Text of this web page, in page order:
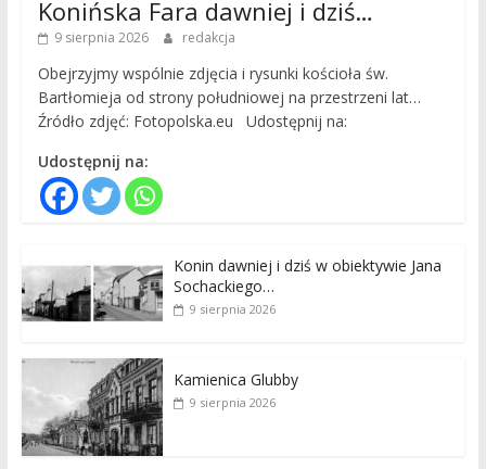
Konińska Fara dawniej i dziś…
9 sierpnia 2026 redakcja
Obejrzyjmy wspólnie zdjęcia i rysunki kościoła św.
Bartłomieja od strony południowej na przestrzeni lat…
Źródło zdjęć: Fotopolska.eu Udostępnij na:
Udostępnij na:
Konin dawniej i dziś w obiektywie Jana
Sochackiego…
9 sierpnia 2026
Kamienica Glubby
9 sierpnia 2026